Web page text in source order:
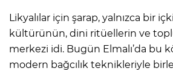
Likyalılar için şarap, yalnızca bir
kültürünün, dini ritüellerin ve
merkezi idi. Bugün Elmalı’da bu
modern bağcılık teknikleriyle